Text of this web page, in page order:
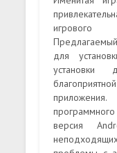
игрового
для
версия